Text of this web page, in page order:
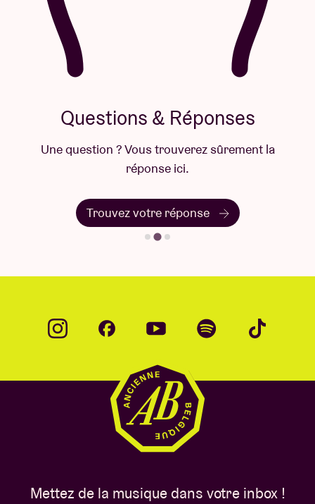
Questions & Réponses
Une question ? Vous trouverez sûrement la
réponse ici.
Trouvez votre réponse
Mettez de la musique dans votre inbox !